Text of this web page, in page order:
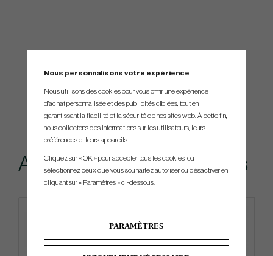
Accessoires recommandés
4 FOR 3
Nous personnalisons votre expérience
Nous utilisons des cookies pour vous offrir une expérience
d'achat personnalisée et des publicités ciblées, tout en
garantissant la fiabilité et la sécurité de nos sites web. À cette fin,
nous collectons des informations sur les utilisateurs, leurs
préférences et leurs appareils.
Cliquez sur « OK » pour accepter tous les cookies, ou
sélectionnez ceux que vous souhaitez autoriser ou désactiver en
cliquant sur « Paramètres » ci-dessous.
PARAMÈTRES